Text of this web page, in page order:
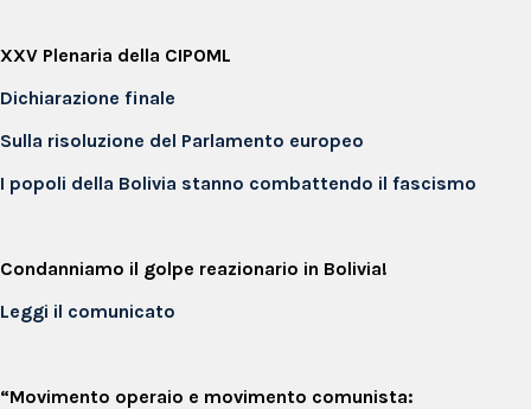
XXV Plenaria della CIPOML
Dichiarazione finale
Sulla risoluzione del Parlamento europeo
I popoli della Bolivia stanno combattendo il fascismo
Condanniamo il golpe reazionario in Bolivia!
Leggi il comunicato
“Movimento operaio e movimento comunista: